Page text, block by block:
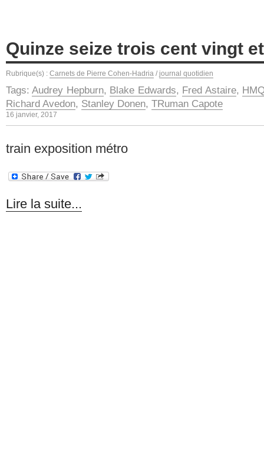
Quinze seize trois cent vingt
Rubrique(s) : Carnets de Pierre Cohen-Hadria / journal quotidien
Tags:Audrey Hepburn, Blake Edwards, Fred Astaire,
Richard Avedon, Stanley Donen, TRuman Capote
16 janvier, 2017
train exposition métro
Lire la suite...